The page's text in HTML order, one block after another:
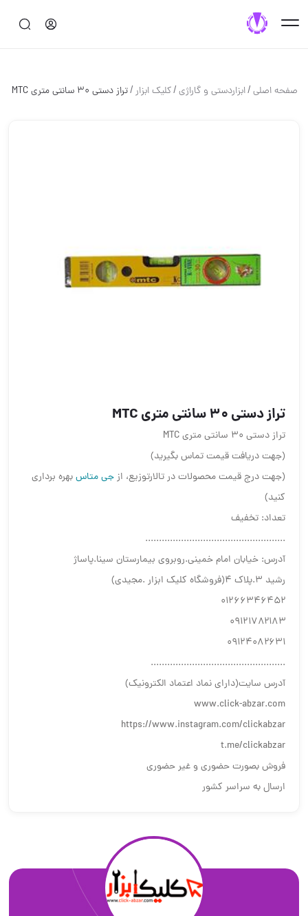
صفحه اصلی/ابزاردستی و گاراژی/کلیک ابزار/تراز دستی 30 سانتی متری MTC
تراز دستی 30 سانتی متری MTC
تراز دستی 30 سانتی متری MTC
(جهت دریافت قیمت تماس بگیرید)
(جهت درج قیمت محصولات در تالارتوزیع، ازجی متاسبهره برداری
کنید)
تعداد: تخفیف
...................................................
آدرس: خیابان امام خمینی.روبروی بیمارستان سینا.پاساژ
رشید ۳.پلاک ۴(فروشگاه کلیک ابزار .مجیدی)
۰۱۲۶۶۳۴۶۴۵۲
۰۹۱۲۱۷۸۲۱۸۳
۰۹۱۲۴۰۸۲۶۳۱
.................................................
آدرس سایت(دارای نماد اعتماد الکترونیک)
www.click-abzar.com
https://www.instagram.com/clickabzar
t.me/clickabzar
فروش بصورت حضوری و غیر حضوری
ارسال به سراسر کشور